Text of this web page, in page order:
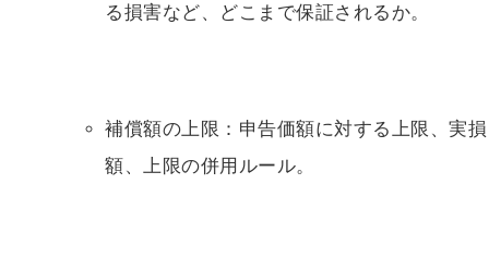
る損害など、どこまで保証されるか。
補償額の上限：申告価額に対する上限、実損
額、上限の併用ルール。